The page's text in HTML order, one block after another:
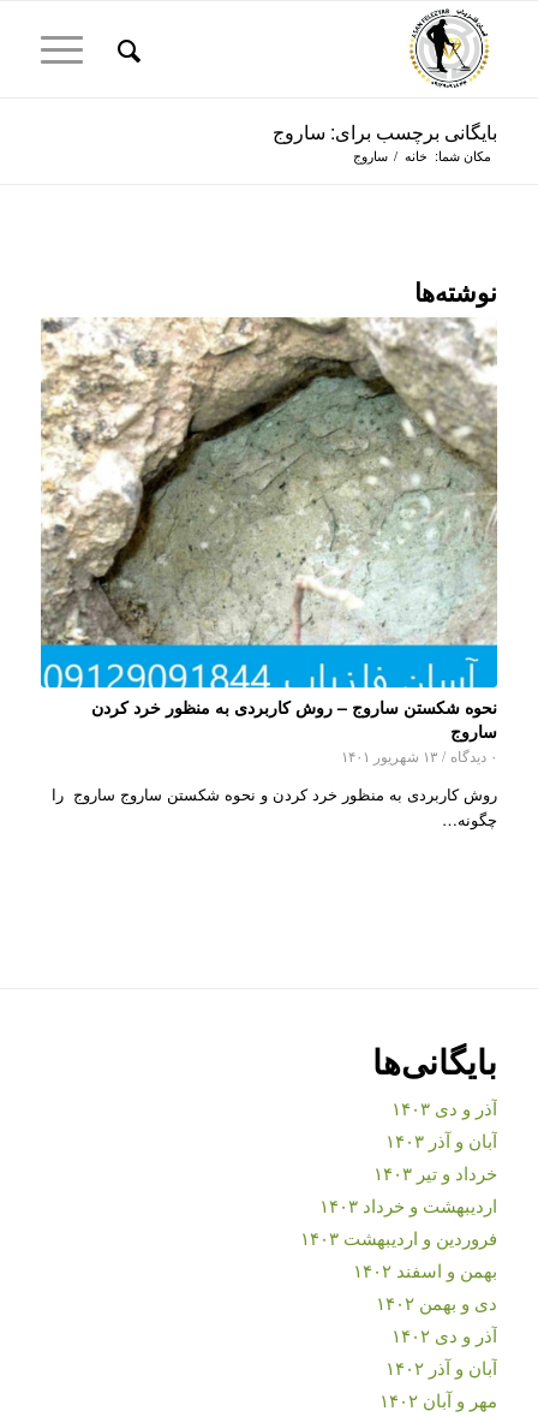
بایگانی برچسب برای: ساروج
مکان شما: خانه / ساروج
نوشته‌ها
نحوه شکستن ساروج – روش کاربردی به منظور خرد کردن
ساروج
۰ دیدگاه / ۱۳ شهریور ۱۴۰۱
روش کاربردی به منظور خرد کردن و نحوه شکستن ساروج ساروج را
چگونه…
بایگانی‌ها
آذر و دی ۱۴۰۳
آبان و آذر ۱۴۰۳
خرداد و تیر ۱۴۰۳
اردیبهشت و خرداد ۱۴۰۳
فروردین و اردیبهشت ۱۴۰۳
بهمن و اسفند ۱۴۰۲
دی و بهمن ۱۴۰۲
آذر و دی ۱۴۰۲
آبان و آذر ۱۴۰۲
مهر و آبان ۱۴۰۲